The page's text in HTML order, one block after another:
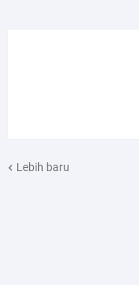
Lebih baru